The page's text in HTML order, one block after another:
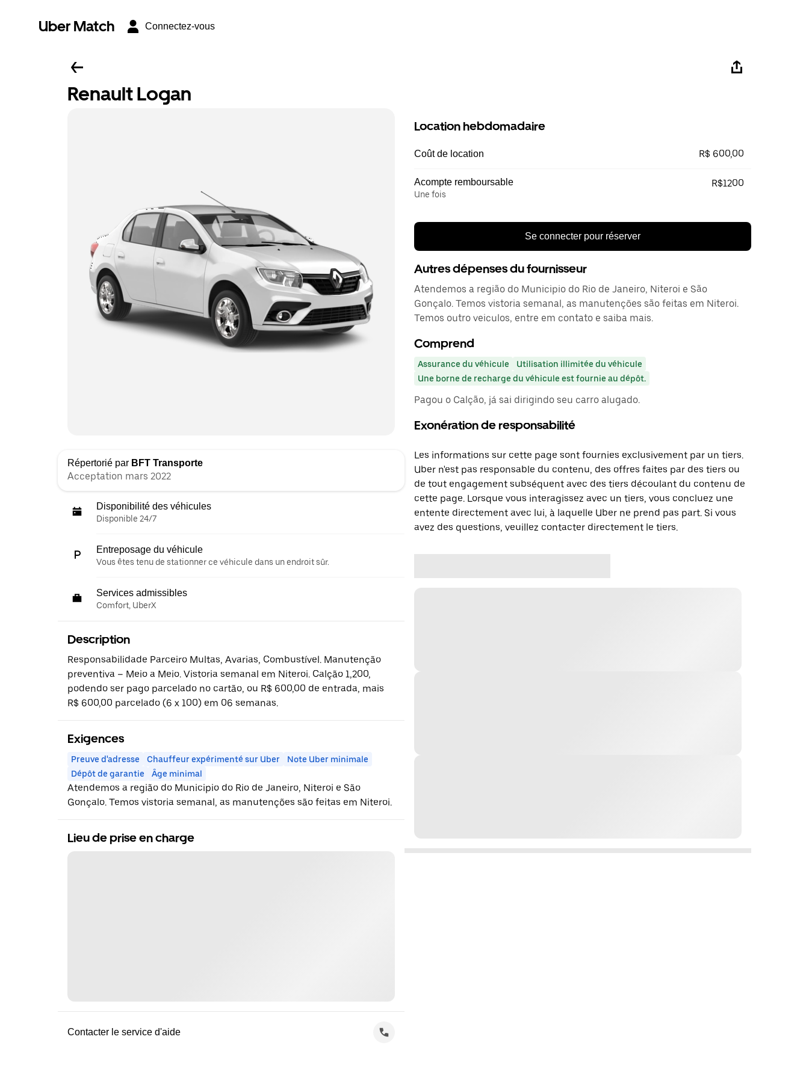
Uber Match Connectez-vous
Renault Logan
Répertorié par BFT Transporte
Acceptation mars 2022
Disponibilité des véhicules
Disponible 24/7
Entreposage du véhicule
Vous êtes tenu de stationner ce véhicule dans un endroit sûr.
Services admissibles
Comfort, UberX
Description
Responsabilidade Parceiro Multas, Avarias, Combustível. Manutenção
preventiva – Meio a Meio. Vistoria semanal em Niteroi. Calção 1,200,
podendo ser pago parcelado no cartão, ou R$ 600,00 de entrada, mais
R$ 600,00 parcelado (6 x 100) em 06 semanas.
Exigences
Preuve d'adresse Chauffeur expérimenté sur Uber
Note Uber minimale
Dépôt de garantie
Âge minimal
Atendemos a região do Municipio do Rio de Janeiro, Niteroi e São
Gonçalo. Temos vistoria semanal, as manutenções são feitas em Niteroi.
Lieu de prise en charge
Contacter le service d'aide
Location hebdomadaire
Coût de location R$ 600,00
Acompte remboursable
Une fois
R$1200
Se connecter pour réserver
Autres dépenses du fournisseur
Atendemos a região do Municipio do Rio de Janeiro, Niteroi e São
Gonçalo. Temos vistoria semanal, as manutenções são feitas em Niteroi.
Temos outro veiculos, entre em contato e saiba mais.
Comprend
Assurance du véhicule
Utilisation illimitée du véhicule
Une borne de recharge du véhicule est fournie au dépôt.
Pagou o Calção, já sai dirigindo seu carro alugado.
Exonération de responsabilité
Les informations sur cette page sont fournies exclusivement par un tiers.
Uber n'est pas responsable du contenu, des offres faites par des tiers ou
de tout engagement subséquent avec des tiers découlant du contenu de
cette page. Lorsque vous interagissez avec un tiers, vous concluez une
entente directement avec lui, à laquelle Uber ne prend pas part. Si vous
avez des questions, veuillez contacter directement le tiers.